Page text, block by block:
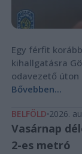
Egy férfit
kihallgatásra
odavezető
Bővebben...
BELFÖLD 2026.
Vasárnap
2-es metró